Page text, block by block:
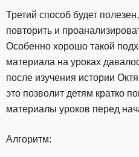
Третий способ будет
повторить и
Особенно хорошо такой
материала на уроках
после изучения истории
это позволит детям кратко
материалы уроков перед
Алгоритм: